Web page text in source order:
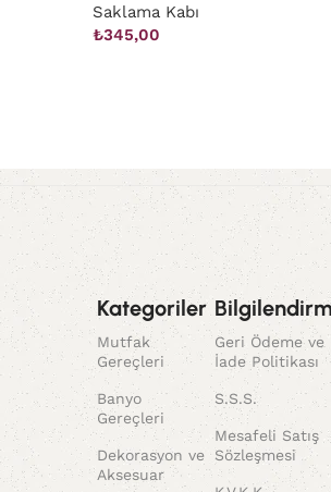
Saklama Kabı
₺345,00
Kategoriler
Mutfak
Gereçleri
Banyo
Gereçleri
Dekorasyon ve
Aksesuar
Geri Ödeme ve
İade Politikası
S.S.S.
Mesafeli Satış
Sözleşmesi